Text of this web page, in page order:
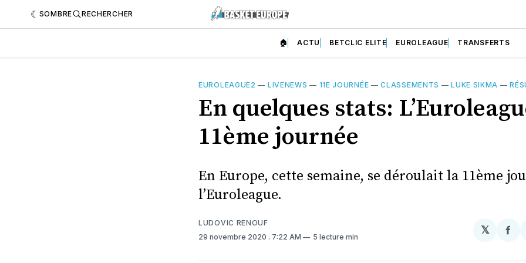
SOMBRE RECHERCHER
🏠 ACTU BETCLIC ELITE EUROLEAGUE TRANSFERTS
EUROLEAGUE2 — LIVENEWS — 11E JOURNÉE —CLASSEMENTS —LUKE SIKMA —
En quelques stats:
11ème journée
En Europe, cette semaine, se déroulait la 11ème
l’Euroleague.
LUDOVIC RENOUF
29 novembre 2020 . 7:22 AM 5 lecture min
𝕏